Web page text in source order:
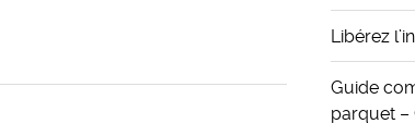
Libérez
Guide
parquet –